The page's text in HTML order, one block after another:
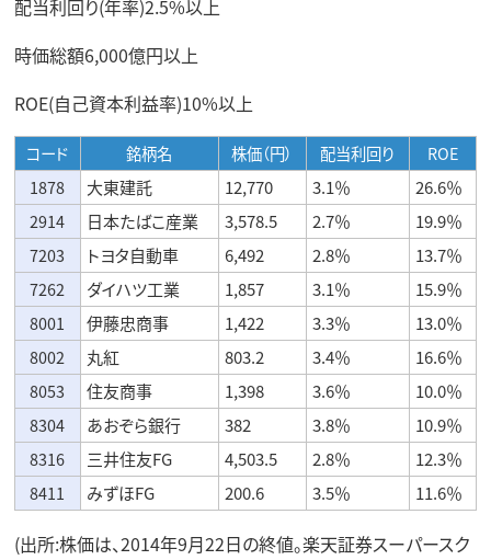
配当利回り(年率)2.5%以上
時価総額6,000億円以上
ROE(自己資本利益率)10%以上
コード 銘柄名 株価（円） 配当利回り
ROE
1878
大東建託 12,770 3.1％
26.6％
2914
日本たばこ産業 3,578.5 2.7％
19.9％
7203
トヨタ自動車 6,492 2.8％
13.7％
7262
ダイハツ工業 1,857 3.1％
15.9％
8001
伊藤忠商事 1,422 3.3％
13.0％
8002
丸紅 803.2 3.4％
16.6％
8053
住友商事 1,398 3.6％
10.0％
8304
あおぞら銀行 382 3.8％
10.9％
8316
三井住友FG 4,503.5 2.8％
12.3％
8411
みずほFG 200.6 3.5％ 11.6％
(出所:株価は、2014年9月22日の終値。楽天証券スーパースク